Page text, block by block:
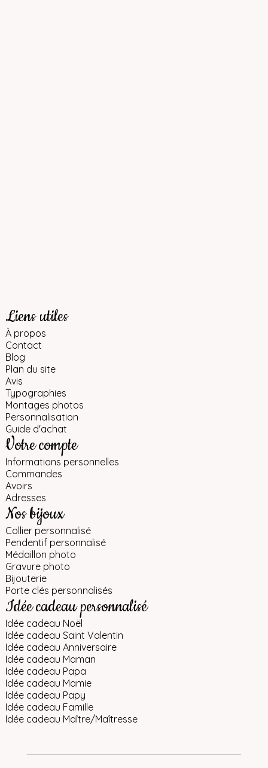
Liens utiles
À propos
Contact
Blog
Plan du site
Avis
Typographies
Montages photos
Personnalisation
Guide d'achat
Votre compte
Informations personnelles
Commandes
Avoirs
Adresses
Nos bijoux
Collier personnalisé
Pendentif personnalisé
Médaillon photo
Gravure photo
Bijouterie
Porte clés personnalisés
Idée cadeau personnalisé
Idée cadeau Noël
Idée cadeau Saint Valentin
Idée cadeau Anniversaire
Idée cadeau Maman
Idée cadeau Papa
Idée cadeau Mamie
Idée cadeau Papy
Idée cadeau Famille
Idée cadeau Maître/Maîtresse